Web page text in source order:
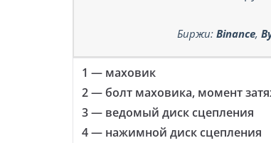
Биржи: Binance,
1 — маховик
2 — болт маховика, момент
3 — ведомый диск сцепления
4 — нажимной диск сцепления